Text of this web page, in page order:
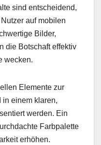
sind entscheidend,
auf mobilen
Bilder,
die Botschaft effektiv
wecken.
Elemente zur
in einem klaren,
werden. Ein
Farbpalette
erhöhen.